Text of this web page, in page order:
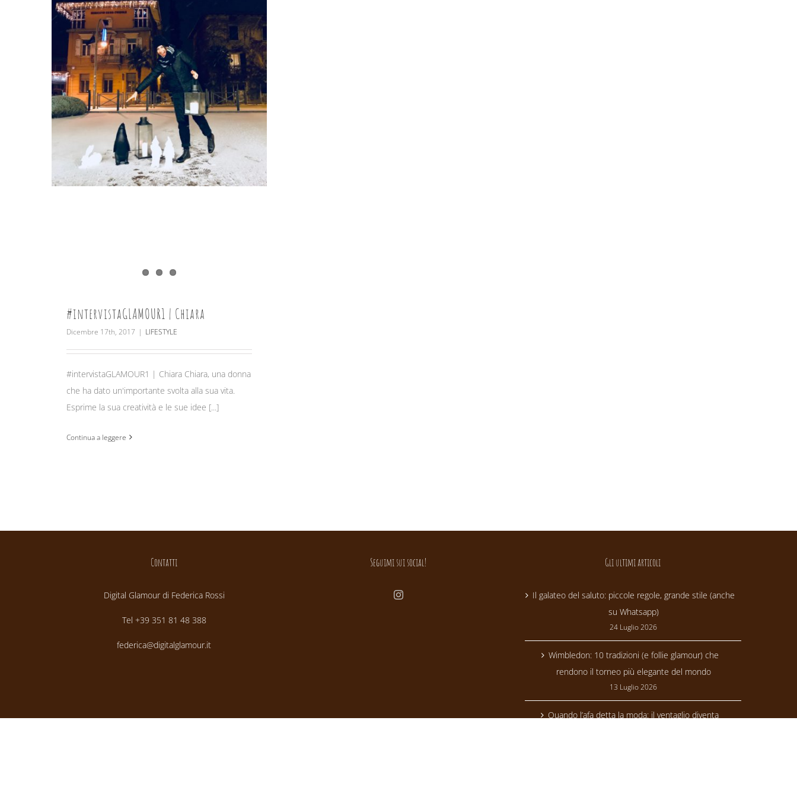
#intervistaGLAMOUR1 | Chiara
Dicembre 17th, 2017 | LIFESTYLE
#intervistaGLAMOUR1 | Chiara Chiara, una donna
che ha dato un'importante svolta alla sua vita.
Esprime la sua creatività e le sue idee [...]
Continua a leggere
Contatti
Digital Glamour di Federica Rossi
Tel +39 351 81 48 388
federica@digitalglamour.it
Seguimi sui social! Gli ultimi articoli
Il galateo del saluto: piccole regole, grande stile (anche
su Whatsapp)
24 Luglio 2026
Wimbledon: 10 tradizioni (e follie glamour) che
rendono il torneo più elegante del mondo
13 Luglio 2026
Quando l’afa detta la moda: il ventaglio diventa